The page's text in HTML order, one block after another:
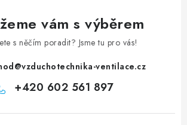
vám s výběrem
s něčím poradit? Jsme tu pro vás!
@vzduchotechnika-ventilace.cz
+420 602 561 897